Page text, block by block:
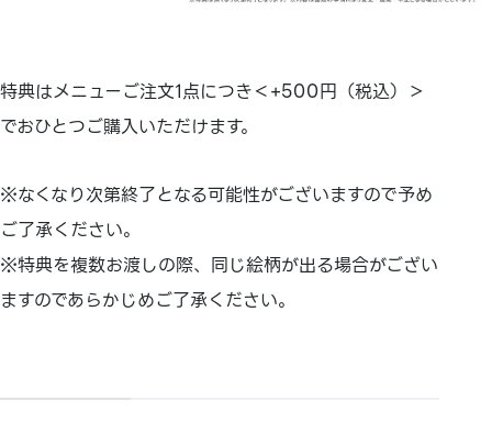
特典はメニューご注文1点につき＜+500円（税込）＞
でおひとつご購入いただけます。
※なくなり次第終了となる可能性がございますので予め
ご了承ください。
※特典を複数お渡しの際、同じ絵柄が出る場合がござい
ますのであらかじめご了承ください。